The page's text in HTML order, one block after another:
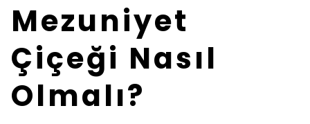
Mezuniyet
Çiçeği Nasıl
Olmalı?